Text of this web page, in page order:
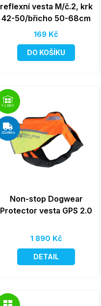
reflexní vesta M/č.2, krk
42-50/břicho 50-68cm
169 Kč
DO KOŠÍKU
1-2 DNY
ZDARMA
Non-stop Dogwear
Protector vesta GPS 2.0
1 890 Kč
DETAIL